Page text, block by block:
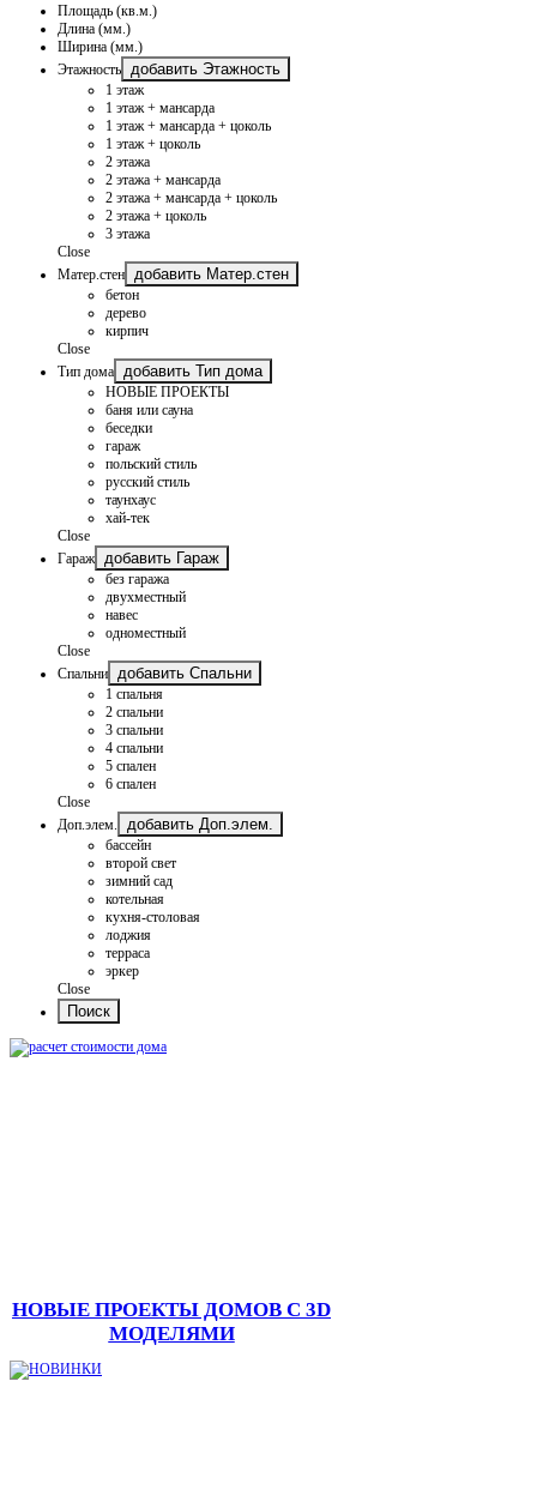
Площадь (кв.м.)
Длина (мм.)
Ширина (мм.)
Этажность
добавить Этажность
1 этаж
1 этаж + мансарда
1 этаж + мансарда + цоколь
1 этаж + цоколь
2 этажа
2 этажа + мансарда
2 этажа + мансарда + цоколь
2 этажа + цоколь
3 этажа
Close
Матер.стен
добавить Матер.стен
бетон
дерево
кирпич
Close
Тип дома
добавить Тип дома
НОВЫЕ ПРОЕКТЫ
баня или сауна
беседки
гараж
польский стиль
русский стиль
таунхаус
хай-тек
Close
Гараж
добавить Гараж
без гаража
двухместный
навес
одноместный
Close
Спальни
добавить Спальни
1 спальня
2 спальни
3 спальни
4 спальни
5 спален
6 спален
Close
Доп.элем.
добавить Доп.элем.
бассейн
второй свет
зимний сад
котельная
кухня-столовая
лоджия
терраса
эркер
Close
НОВЫЕ ПРОЕКТЫ ДОМОВ С 3D
МОДЕЛЯМИ